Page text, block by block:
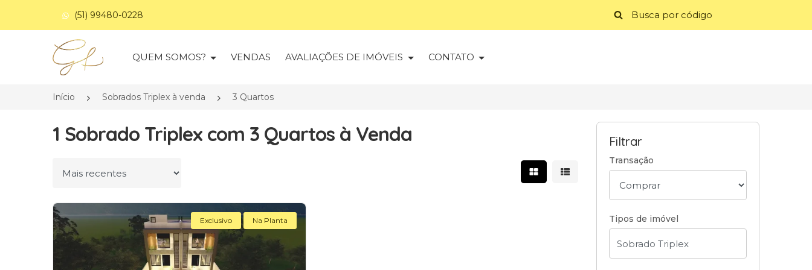
(51) 99480-0228
Página inicial
QUEM SOMOS? VENDAS AVALIAÇÕES DE IMÓVEIS CONTATO
Início Sobrados Triplex à venda 3 Quartos
1 Sobrado Triplex com 3 Quartos à Venda
Ordenar por Mostrar resultados em grade
Mostrar resultados em lista
Exclusivo Na Planta
Filtrar
Transação
Tipos de imóvel